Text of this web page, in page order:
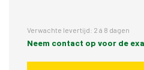
Verwachte levertijd: 2 á 8 dagen
Neem contact op voor de